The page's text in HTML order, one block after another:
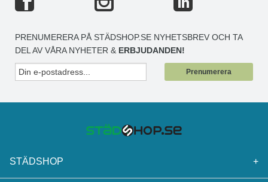
PRENUMERERA PÅ STÄDSHOP.SE NYHETSBREV OCH TA
DEL AV VÅRA NYHETER & ERBJUDANDEN!
Prenumerera
STÄDSHOP +